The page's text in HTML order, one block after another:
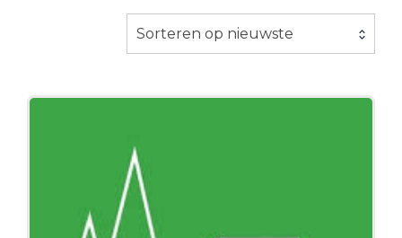
Sorteren op nieuwste